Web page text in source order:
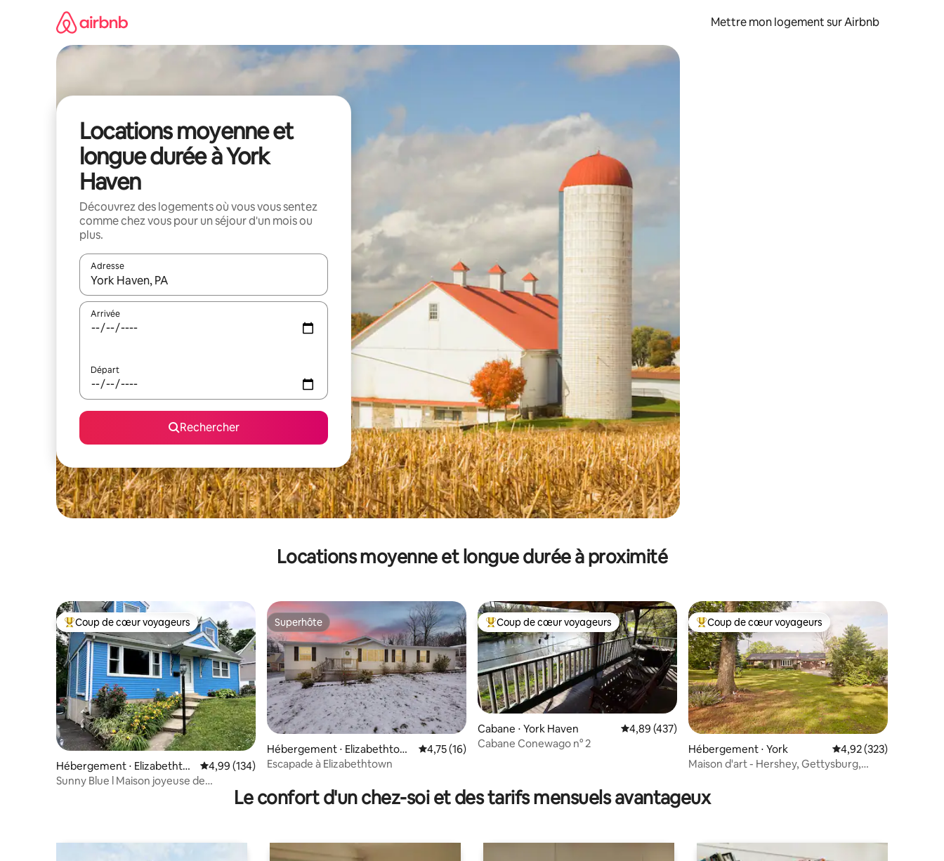
Mettre mon logement sur Airbnb
Locations moyenne et
longue durée à York
Haven
Découvrez des logements où vous vous sentez
comme chez vous pour un séjour d'un mois ou
plus.
Adresse
Lorsque les résultats s'affichent, utilisez les flèches vers le haut et vers le bas pour les parcourir ou en appuyant et en faisant glisser.
Arrivée
Départ
Rechercher
Locations moyenne et longue durée à proximité
Coups de cœur voyageurs les plus appréciés
Coup de cœur voyageurs
Hébergement ⋅ Elizabethto
wn
Évaluation moyenne sur la base de 134 commentaires : 4,99 sur 5
4,99 (134)
Sunny Blue l Maison joyeuse de
Superhôte
Superhôte
Hébergement ⋅ Elizabethtow
n
Évaluation moyenne sur la base de 16 commentaires : 4,75 sur 5
4,75 (16)
Escapade à Elizabethtown
Coups de cœur voyageurs les plus appréciés
Coup de cœur voyageurs
Cabane ⋅ York Haven Évaluation moyenne sur la base de 437 commentaires : 4,89 sur 5
4,89 (437)
Cabane Conewago n° 2
Coups de cœur voyageurs les plus appréciés
Coup de cœur voyageurs
Hébergement ⋅ York Évaluation moyenne
4,92 (323)
Maison d'art - Hershey, Gettysburg,
Le confort d'un chez-soi et des tarifs mensuels avantageux